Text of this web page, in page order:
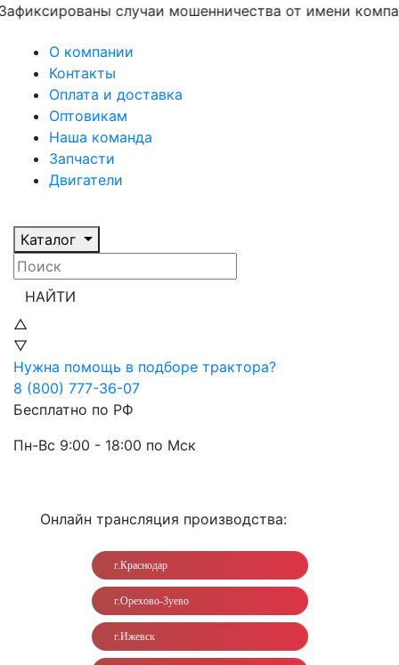
случаи мошенничества от имени компании
О компании
Контакты
Оплата и доставка
Оптовикам
Наша команда
Запчасти
Двигатели
Каталог
НАЙТИ
△
▽
Нужна помощь в подборе трактора?
8 (800) 777-36-07
Бесплатно по РФ
Пн-Вс 9:00 - 18:00 по Мск
Онлайн трансляция производства:
г.Краснодар
г.Орехово-Зуево
г.Ижевск